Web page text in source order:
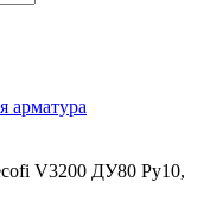
арматура
V3200 ДУ80 Ру10,